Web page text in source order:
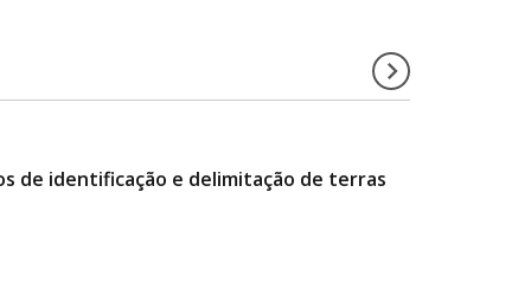
de identificação e delimitação de terras